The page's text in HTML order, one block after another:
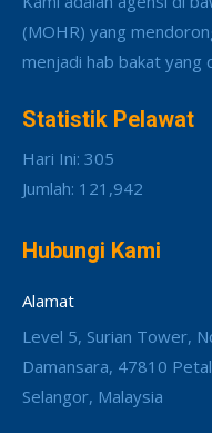
(MOHR) yang
menjadi hab bakat yang
Statistik Pelawat
Hari Ini: 305
Jumlah: 121,942
Hubungi Kami
Alamat
Level 5, Surian Tower,
Damansara, 47810
Selangor, Malaysia